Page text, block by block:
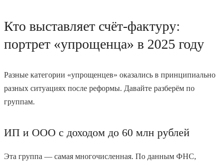
Кто выставляет счёт-фактуру:
портрет «упрощенца» в 2025 году
Разные категории «упрощенцев» оказались в принципиально
разных ситуациях после реформы. Давайте разберём по
группам.
ИП и ООО с доходом до 60 млн рублей
Эта группа — самая многочисленная. По данным ФНС,